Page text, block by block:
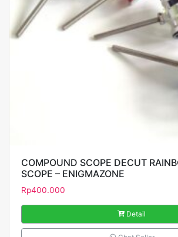
COMPOUND SCOPE DECUT
SCOPE – ENIGMAZONE
Rp400.000
Detail